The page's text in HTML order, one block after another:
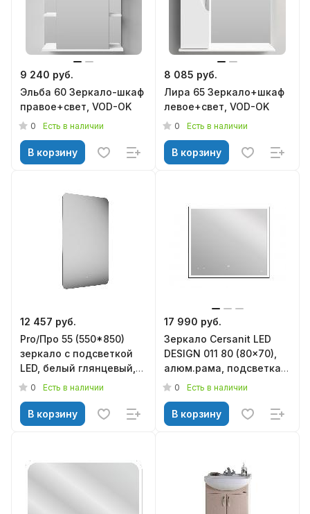
9 240 руб.
Эльба 60 Зеркало-шкаф
правое+свет, VOD-OK
0 Есть в наличии
В корзину
8 085 руб.
Лира 65 Зеркало+шкаф
левое+свет, VOD-OK
0 Есть в наличии
В корзину
12 457 руб.
Pro/Про 55 (550*850)
зеркало с подсветкой
LED, белый глянцевый,
KERAMA MARAZZI
0 Есть в наличии
В корзину
17 990 руб.
Зеркало Cersanit LED
DESIGN 011 80 (80x70),
алюм.рама, подсветка,
диммер, часы
0 Есть в наличии
В корзину